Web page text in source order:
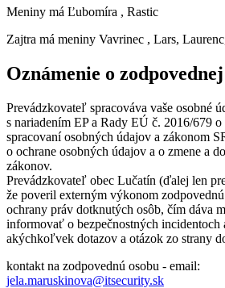
Meniny má Ľubomíra , Rastic
Zajtra má meniny Vavrinec , Lars,
Oznámenie o zodpovednej
Prevádzkovateľ spracováva vaše osobné
s nariadením EP a Rady EÚ č. 2016/679 o
spracovaní osobných údajov a zákonom
o ochrane osobných údajov a o zmene a
zákonov.
Prevádzkovateľ obec Lučatín (ďalej len
že poveril externým výkonom
ochrany práv dotknutých osôb, čím dáva
informovať o bezpečnostných incidentoch
akýchkoľvek dotazov a otázok zo strany
kontakt na zodpovednú osobu - email:
jela.maruskinova@itsecurity.sk